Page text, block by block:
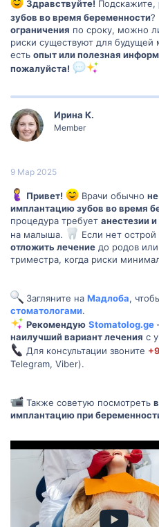
Здравствуйте! Подскажите,
зубов во время беременности?
ограничения по сроку, можно
риски существуют для
есть опыт или полезная
пожалуйста!
Ирина К.
Member
9 Мар 2025
Привет! Врачи обычно
имплантацию зубов во время
процедура требует анестезии и
на малыша.
Если нет
отложить лечение до родов
триместра, когда риски
Загляните наМадлоба,
стоматологами.
Рекомендую Stomatolog.ge
наилучший вариант лечения с
Для консультации звоните
Telegram, Viber).
Также советую посмотреть
имплантацию при